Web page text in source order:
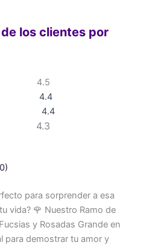
los clientes por
4.5
4.4
4.4
4.3
para sorprender a esa
vida? 🌹 Nuestro Ramo de
y Rosadas Grande en
para demostrar tu amor y